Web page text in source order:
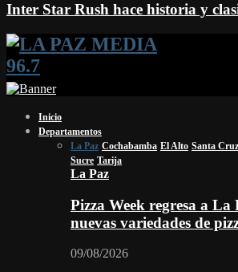
Inter Star Rush hace historia y
Facebook
Twitter
Instagram
Youtube
Email
Twitch
Whatsapp
Inicio
Departamentos
La Paz Cochabamba El Alto Santa Cruz
Sucre Tarija
La Paz
Pizza Week regresa a La
nuevas variedades de
09/08/2026